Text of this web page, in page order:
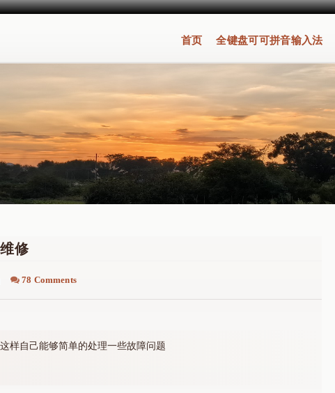
首页 全键盘可可拼音输入法
修
78 Comments
样自己能够简单的处理一些故障问题